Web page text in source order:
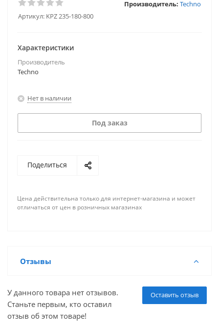
Артикул: KPZ 235-180-800
Производитель: Techno
Характеристики
Производитель
Techno
Нет в наличии
Под заказ
Поделиться
Цена действительна только для интернет-магазина и может
отличаться от цен в розничных магазинах
Отзывы
Оставить отзыв
У данного товара нет отзывов.
Станьте первым, кто оставил
отзыв об этом товаре!